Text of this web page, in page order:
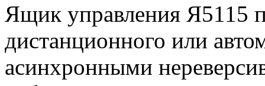
Ящик управления Я5115
дистанционного или
асинхронными